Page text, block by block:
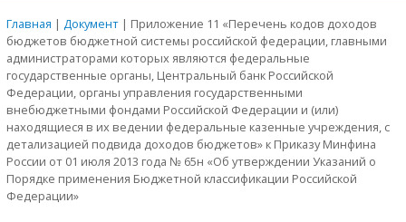
Главная | Документ | Приложение 11 «Перечень кодов доходов
бюджетов бюджетной системы российской федерации, главными
администраторами которых являются федеральные
государственные органы, Центральный банк Российской
Федерации, органы управления государственными
внебюджетными фондами Российской Федерации и (или)
находящиеся в их ведении федеральные казенные учреждения, с
детализацией подвида доходов бюджетов» к Приказу Минфина
России от 01 июля 2013 года № 65н «Об утверждении Указаний о
Порядке применения Бюджетной классификации Российской
Федерации»